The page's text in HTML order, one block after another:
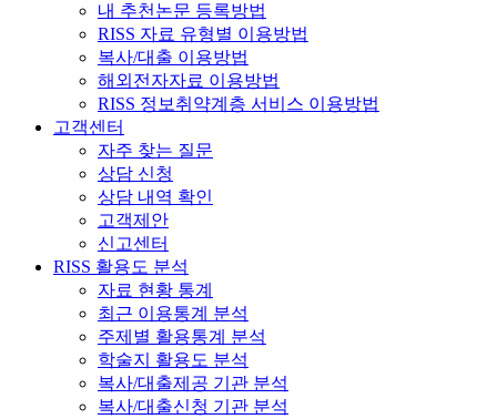
내 추천논문 등록방법
RISS 자료 유형별 이용방법
복사/대출 이용방법
해외전자자료 이용방법
RISS 정보취약계층 서비스 이용방법
고객센터
자주 찾는 질문
상담 신청
상담 내역 확인
고객제안
신고센터
RISS 활용도 분석
자료 현황 통계
최근 이용통계 분석
주제별 활용통계 분석
학술지 활용도 분석
복사/대출제공 기관 분석
복사/대출신청 기관 분석